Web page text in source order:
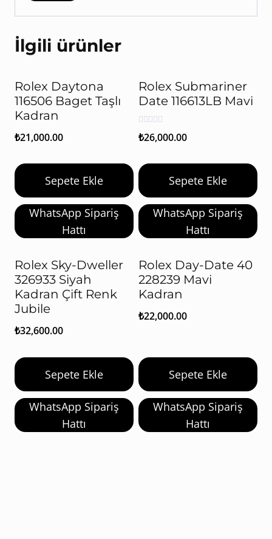
İlgili ürünler
Rolex Daytona
116506 Baget Taşlı
Kadran
₺21,000.00
Sepete Ekle
WhatsApp Sipariş
Hattı
Rolex Submariner
Date 116613LB Mavi
5 üzerinden
5.00
₺26,000.00
Sepete Ekle
WhatsApp Sipariş
Hattı
Rolex Sky-Dweller
326933 Siyah
Kadran Çift Renk
Jubile
₺32,600.00
Sepete Ekle
WhatsApp Sipariş
Hattı
Rolex Day-Date 40
228239 Mavi
Kadran
₺22,000.00
Sepete Ekle
WhatsApp Sipariş
Hattı